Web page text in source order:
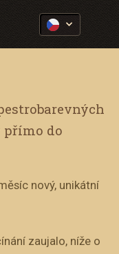
přímo do
nový, unikátní
zaujalo, níže o